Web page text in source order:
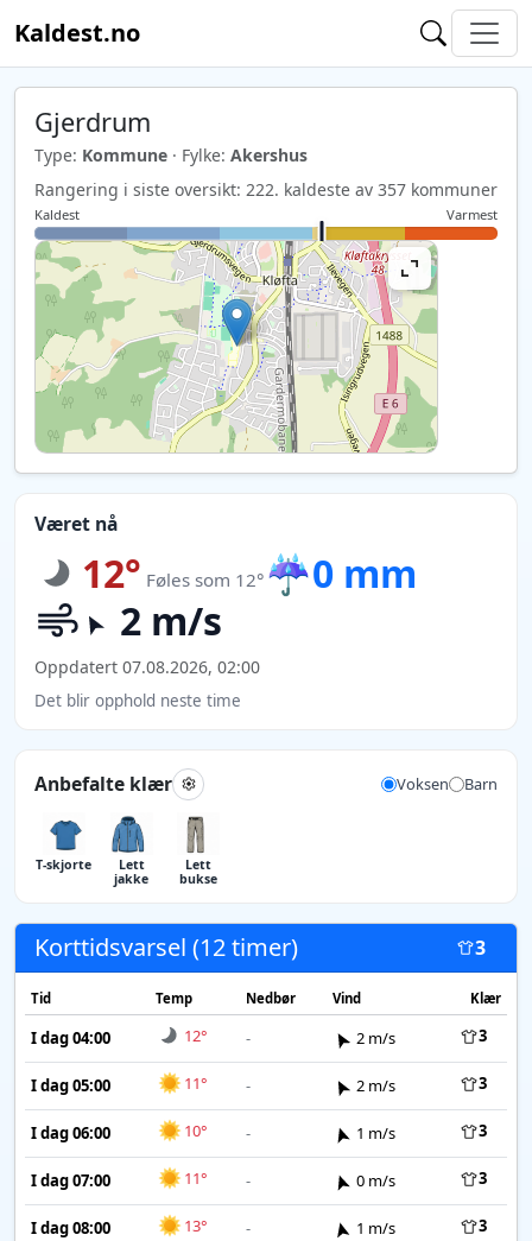
Kaldest.no
Gjerdrum
Type: Kommune · Fylke: Akershus
Rangering i siste oversikt: 222. kaldeste av 357 kommuner
Kaldest Varmest
Været nå
12° Føles som 12° ☔0 mm
2 m/s
Oppdatert 07.08.2026, 02:00
Det blir opphold neste time
Anbefalte klær Voksen Barn
T-skjorte
Lett
jakke
Lett
bukse
Korttidsvarsel (12 timer) 3
Tid Temp Nedbør Vind Klær
I dag 04:00 12° - 2 m/s 3
I dag 05:00 11° - 2 m/s 3
I dag 06:00 10° - 1 m/s 3
I dag 07:00 11° - 0 m/s 3
I dag 08:00 13° - 1 m/s 3